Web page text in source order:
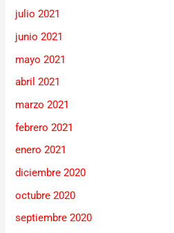
julio 2021
junio 2021
mayo 2021
abril 2021
marzo 2021
febrero 2021
enero 2021
diciembre 2020
octubre 2020
septiembre 2020